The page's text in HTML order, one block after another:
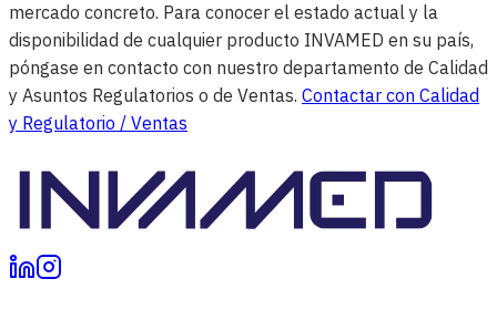
mercado concreto. Para conocer el estado actual y la
disponibilidad de cualquier producto INVAMED en su país,
póngase en contacto con nuestro departamento de Calidad
y Asuntos Regulatorios o de Ventas. Contactar con Calidad
y Regulatorio / Ventas